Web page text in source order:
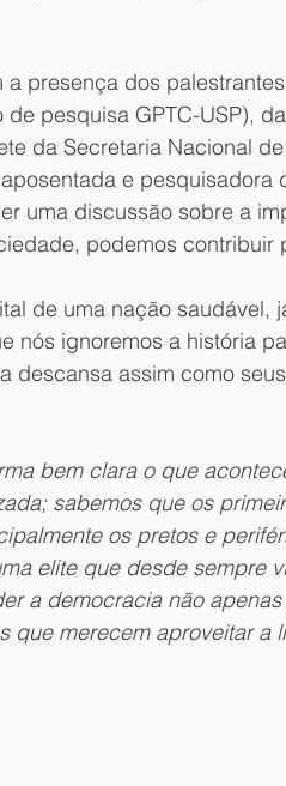
presença dos
pesquisa GPTC-USP),
da Secretaria Nacional
e pesquisadora
uma discussão sobre a
podemos contribuir
de uma nação saudável,
nós ignoremos a história
descansa assim como
bem clara o que
sabemos que os
os pretos e
elite que desde sempre
a democracia não
que merecem aproveitar a